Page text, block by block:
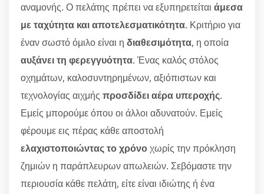
αναμονής. Ο πελάτης πρέπει να εξυπηρετείται άμεσα
με ταχύτητα και αποτελεσματικότητα. Κριτήριο για
έναν σωστό όμιλο είναι η διαθεσιμότητα, η οποία
αυξάνει τη φερεγγυότητα. Ένας καλός στόλος
οχημάτων, καλοσυντηρημένων, αξιόπιστων και
τεχνολογίας αιχμής προσδίδει αέρα υπεροχής.
Εμείς μπορούμε όπου οι άλλοι αδυνατούν. Εμείς
φέρουμε εις πέρας κάθε αποστολή
ελαχιστοποιώντας το χρόνοχωρίς την πρόκληση
ζημιών η παράπλευρων απωλειών. Σεβόμαστε την
περιουσία κάθε πελάτη, είτε είναι ιδιώτης ή ένα